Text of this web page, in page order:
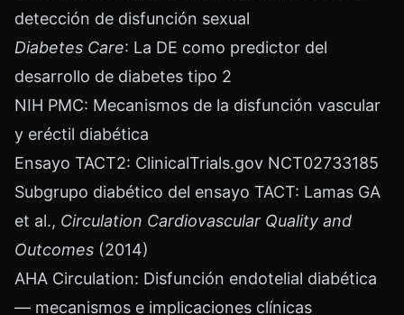
detección de disfunción sexual
Diabetes Care: La DE como predictor del
desarrollo de diabetes tipo 2
NIH PMC: Mecanismos de la disfunción vascular
y eréctil diabética
Ensayo TACT2: ClinicalTrials.gov NCT02733185
Subgrupo diabético del ensayo TACT: Lamas GA
et al., Circulation Cardiovascular Quality and
Outcomes (2014)
AHA Circulation: Disfunción endotelial diabética
— mecanismos e implicaciones clínicas